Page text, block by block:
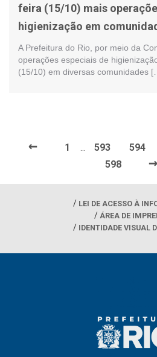
feira (15/10) mais
higienização em
A Prefeitura do Rio, por meio da
operações especiais de
(15/10) em diversas comunidades
← 1 593 594
598
→
LEI DE ACESSO À
ÁREA DE
IDENTIDADE VISUAL